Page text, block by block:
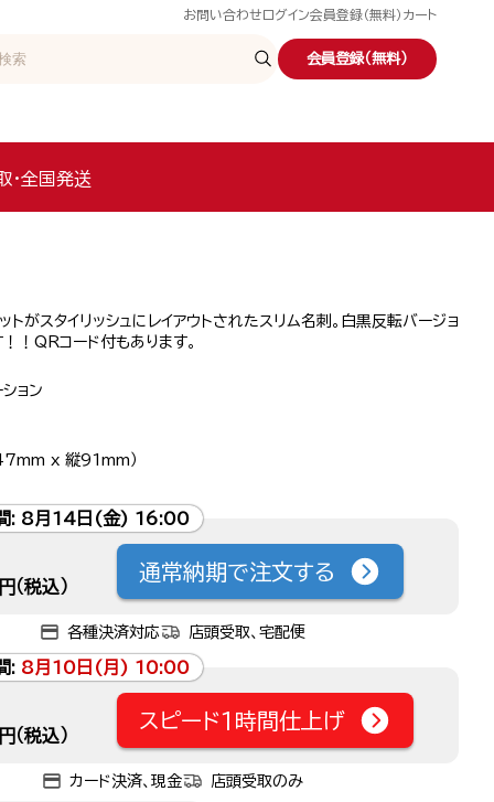
お問い合わせ ログイン会員登録（無料） カート
会員登録（無料）
・全国発送
トがスタイリッシュにレイアウトされたスリム名刺。白黒反転バージョ
！QRコード付もあります。
ョン
47mm x 縦91mm）
: 8月14日(金) 16:00
（税込）
通常納期で注文する
各種決済対応 店頭受取、宅配便
: 8月10日(月) 10:00
（税込）
スピード1時間仕上げ
カード決済、現金 店頭受取のみ